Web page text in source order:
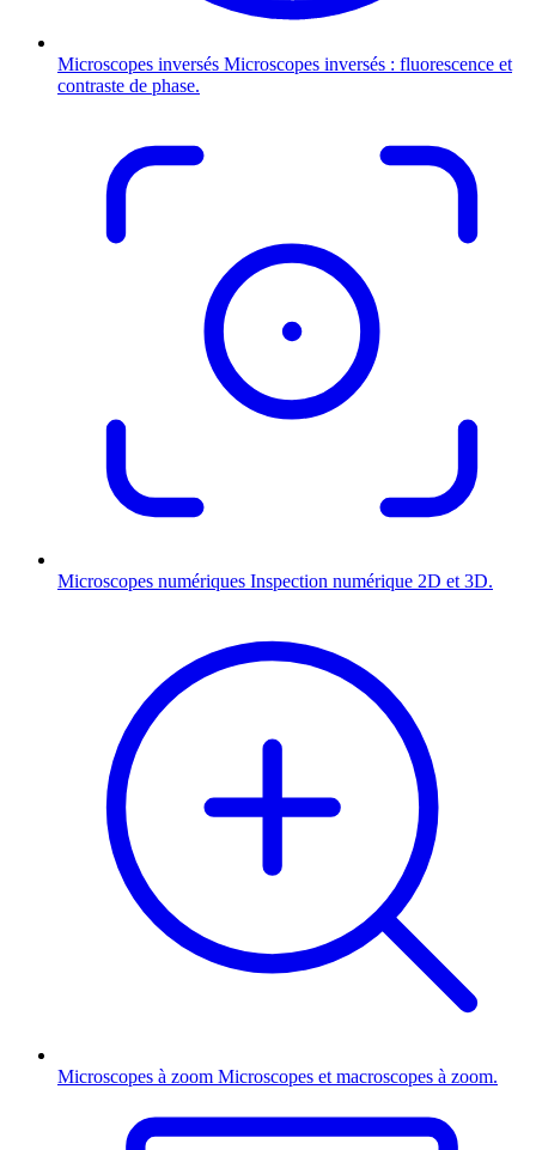
Microscopes inversés Microscopes inversés : fluorescence et
contraste de phase.
Microscopes numériques Inspection numérique 2D et 3D.
Microscopes à zoom Microscopes et macroscopes à zoom.